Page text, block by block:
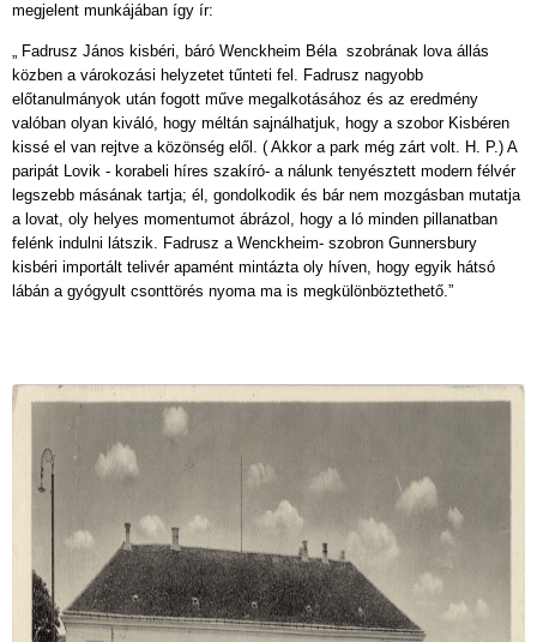
megjelent munkájában így ír:
„ Fadrusz János kisbéri, báró Wenckheim Béla szobrának lova állás
közben a várokozási helyzetet tűnteti fel. Fadrusz nagyobb
előtanulmányok után fogott műve megalkotásához és az eredmény
valóban olyan kiváló, hogy méltán sajnálhatjuk, hogy a szobor Kisbéren
kissé el van rejtve a közönség elől. ( Akkor a park még zárt volt. H. P.) A
paripát Lovik - korabeli híres szakíró- a nálunk tenyésztett modern félvér
legszebb másának tartja; él, gondolkodik és bár nem mozgásban mutatja
a lovat, oly helyes momentumot ábrázol, hogy a ló minden pillanatban
felénk indulni látszik. Fadrusz a Wenckheim- szobron Gunnersbury
kisbéri importált telivér apamént mintázta oly híven, hogy egyik hátsó
lábán a gyógyult csonttörés nyoma ma is megkülönböztethető.”